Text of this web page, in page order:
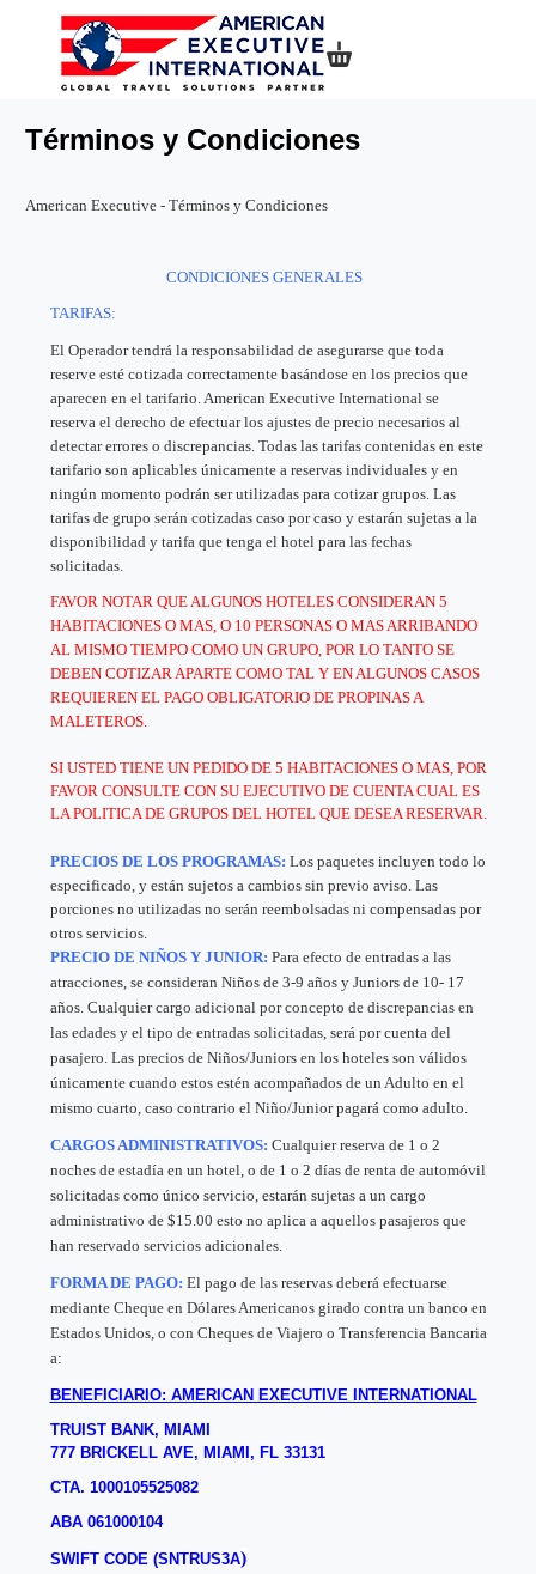
Términos y Condiciones
American Executive - Términos y Condiciones
CONDICIONES GENERALES
TARIFAS:
El Operador tendrá la responsabilidad de asegurarse que toda
reserve esté cotizada correctamente basándose en los precios que
aparecen en el tarifario. American Executive International se
reserva el derecho de efectuar los ajustes de precio necesarios al
detectar errores o discrepancias. Todas las tarifas contenidas en este
tarifario son aplicables únicamente a reservas individuales y en
ningún momento podrán ser utilizadas para cotizar grupos. Las
tarifas de grupo serán cotizadas caso por caso y estarán sujetas a la
disponibilidad y tarifa que tenga el hotel para las fechas
solicitadas.
FAVOR NOTAR QUE ALGUNOS HOTELES CONSIDERAN 5
HABITACIONES O MAS, O 10 PERSONAS O MAS ARRIBANDO
AL MISMO TIEMPO COMO UN GRUPO, POR LO TANTO SE
DEBEN COTIZAR APARTE COMO TAL Y EN ALGUNOS CASOS
REQUIEREN EL PAGO OBLIGATORIO DE PROPINAS A
MALETEROS.
SI USTED TIENE UN PEDIDO DE 5 HABITACIONES O MAS, POR
FAVOR CONSULTE CON SU EJECUTIVO DE CUENTA CUAL ES
LA POLITICA DE GRUPOS DEL HOTEL QUE DESEA RESERVAR.
PRECIOS DE LOS PROGRAMAS: Los paquetes incluyen todo lo
especificado, y están sujetos a cambios sin previo aviso. Las
porciones no utilizadas no serán reembolsadas ni compensadas por
otros servicios.
PRECIO DE NIÑOS Y JUNIOR: Para efecto de entradas a las
atracciones, se consideran Niños de 3-9 años y Juniors de 10- 17
años. Cualquier cargo adicional por concepto de discrepancias en
las edades y el tipo de entradas solicitadas, será por cuenta del
pasajero. Las precios de Niños/Juniors en los hoteles son válidos
únicamente cuando estos estén acompañados de un Adulto en el
mismo cuarto, caso contrario el Niño/Junior pagará como adulto.
CARGOS ADMINISTRATIVOS: Cualquier reserva de 1 o 2
noches de estadía en un hotel, o de 1 o 2 días de renta de automóvil
solicitadas como único servicio, estarán sujetas a un cargo
administrativo de $15.00 esto no aplica a aquellos pasajeros que
han reservado servicios adicionales.
FORMA DE PAGO: El pago de las reservas deberá efectuarse
mediante Cheque en Dólares Americanos girado contra un banco en
Estados Unidos, o con Cheques de Viajero o Transferencia Bancaria
a:
BENEFICIARIO: AMERICAN EXECUTIVE INTERNATIONAL
TRUIST BANK, MIAMI
777 BRICKELL AVE, MIAMI, FL 33131
CTA. 1000105525082
ABA 061000104
SWIFT CODE (SNTRUS3A)